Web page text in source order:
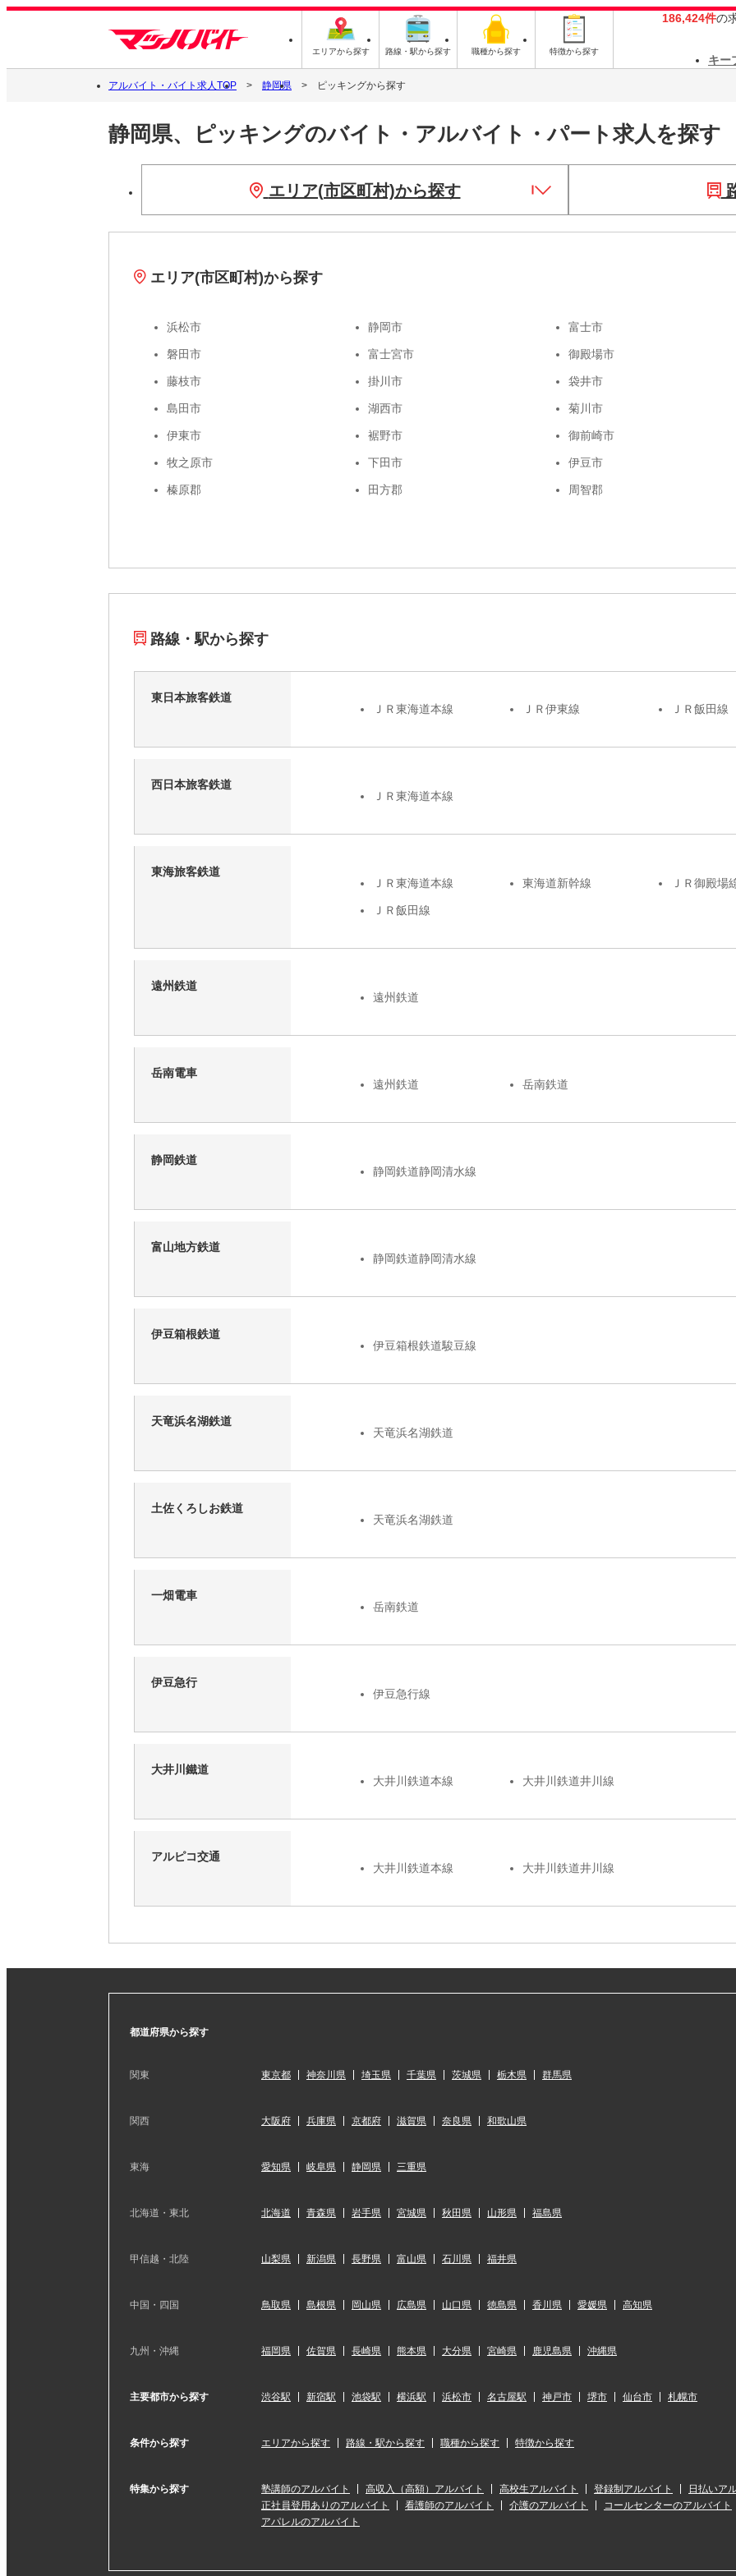
エリアから探す 路線・駅から探す 職種から探す 特徴から探す
186,424件の
キー
アルバイト・バイト求人TOP 静岡県 ピッキングから探す
静岡県、ピッキングのバイト・アルバイト・パート求人を探す
エリア(市区町村)から探す
エリア(市区町村)から探す
浜松市 静岡市 富士市
磐田市 富士宮市 御殿場市
藤枝市 掛川市 袋井市
島田市 湖西市 菊川市
伊東市 裾野市 御前崎市
牧之原市 下田市 伊豆市
榛原郡 田方郡 周智郡
路線・駅から探す
東日本旅客鉄道
ＪＲ東海道本線
ＪＲ伊東線 ＪＲ飯田線
西日本旅客鉄道
ＪＲ東海道本線
東海旅客鉄道
ＪＲ東海道本線
東海道新幹線 ＪＲ御殿場
ＪＲ飯田線
遠州鉄道
遠州鉄道
岳南電車
遠州鉄道
岳南鉄道
静岡鉄道
静岡鉄道静岡清水線
富山地方鉄道
静岡鉄道静岡清水線
伊豆箱根鉄道
伊豆箱根鉄道駿豆線
天竜浜名湖鉄道
天竜浜名湖鉄道
土佐くろしお鉄道
天竜浜名湖鉄道
一畑電車
岳南鉄道
伊豆急行
伊豆急行線
大井川鐵道
大井川鉄道本線
大井川鉄道井川線
アルピコ交通
大井川鉄道本線
大井川鉄道井川線
都道府県から探す
関東 東京都 神奈川県 埼玉県 千葉県 茨城県 栃木県 群馬県
関西 大阪府 兵庫県 京都府 滋賀県 奈良県 和歌山県
東海 愛知県 岐阜県 静岡県 三重県
北海道・東北 北海道 青森県 岩手県 宮城県 秋田県 山形県 福島県
甲信越・北陸 山梨県 新潟県 長野県 富山県 石川県 福井県
中国・四国 鳥取県 島根県 岡山県 広島県 山口県 徳島県 香川県 愛媛県 高知県
九州・沖縄 福岡県 佐賀県 長崎県 熊本県 大分県 宮崎県 鹿児島県 沖縄県
主要都市から探す 渋谷駅 新宿駅 池袋駅 横浜駅 浜松市 名古屋駅 神戸市 堺市 仙台市 札幌市
条件から探す エリアから探す 路線・駅から探す 職種から探す 特徴から探す
特集から探す 塾講師のアルバイト 高収入（高額）アルバイト 高校生アルバイト 登録制アルバイト 日払いア
正社員登用ありのアルバイト
看護師のアルバイト 介護のアルバイト コールセンターのアルバイト
アパレルのアルバイト